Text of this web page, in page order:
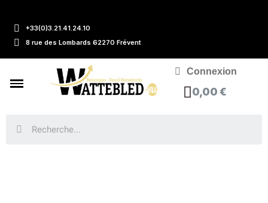
+33(0)3.21.41.24.10
8 rue des Lombards 62270 Frévent
Connexion
0,00 €